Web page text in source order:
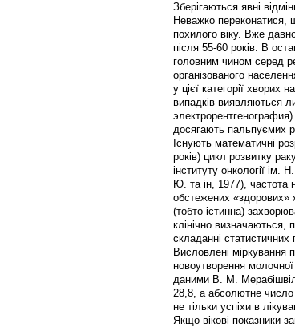
Зберігаються явні
Неважко переконатися,
похилого віку. Вже
після 55-60 років. В
головним чином серед
організованого
у цієї категорії хворих
випадків виявляються
досягають пальпуємих
Існують математичні
років) цикл розвитку
інституту онкології
Ю. та ін, 1977), частота
обстежених «здорових»
(тобто істинна)
клінічно визначаються,
складанні статистичних
Висловлені міркування
новоутворення
даними В. М.
28,8, а абсолютне
не тільки успіхи в
Якщо вікові показники